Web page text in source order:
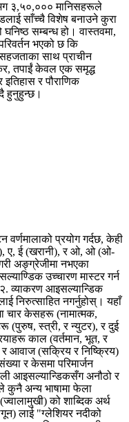
३,५०,००० मानिसहरूले
साँच्चै विशेष बनाउने कुरा
सम्बन्ध हो। वास्तवमा,
भएको छ कि
साथ प्राचीन
तपाईं केवल एक समृद्ध
र पौराणिक
हुनुहुन्छ।
वर्णमालाको प्रयोग गर्दछ, केही
ए, ई (खरानी), र ओ, ओ (ओ-
अङ्ग्रेजीमा नभएका
उच्चारण मास्टर गर्न
व्याकरण आइसल्यान्डिक
निरुत्साहित नगर्नुहोस्। यहाँ
चार केसहरू (नामात्मक,
(पुरुष, स्त्री, र न्युटर), र दुई
काल (वर्तमान, भूत, र
आवाज (सक्रिय र निष्क्रिय)
र केसमा परिमार्जन
आइसल्यान्डिकसँग अनौठो र
कुनै अन्य भाषामा फेला
को शाब्दिक अर्थ
लाई "ग्लेशियर नदीको